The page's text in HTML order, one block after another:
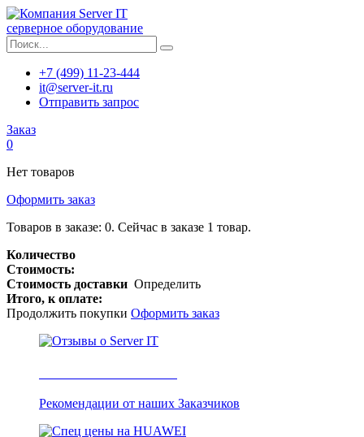
серверное оборудование
+7 (499) 11-23-444
it@server-it.ru
Отправить запрос
Заказ
0
Нет товаров
Оформить заказ
Товаров в заказе: 0. Сейчас в заказе 1 товар.
Количество
Стоимость:
Стоимость доставки Определить
Итого, к оплате:
Продолжить покупки Оформить заказ
Рекомендации от наших Заказчиков